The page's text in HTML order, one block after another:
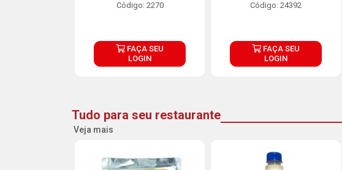
Código: 2270
FAÇA SEU
LOGIN
Código: 24392
FAÇA SEU
LOGIN
Tudo para seu restaurante
Veja mais